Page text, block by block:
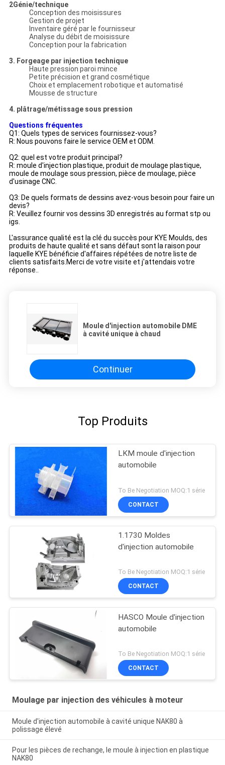
2Génie/technique
Conception des moisissures
Gestion de projet
Inventaire géré par le fournisseur
Analyse du débit de moisissure
Conception pour la fabrication
3. Forgeage par injection technique
Haute pression paroi mince
Petite précision et grand cosmétique
Choix et emplacement robotique et automatisé
Mousse de structure
4. plâtrage/métissage sous pression
Questions fréquentes
Q1: Quels types de services fournissez-vous?
R: Nous pouvons faire le service OEM et ODM.
Q2: quel est votre produit principal?
R: moule d'injection plastique, produit de moulage plastique,
moule de moulage sous pression, pièce de moulage, pièce
d'usinage CNC.
Q3: De quels formats de dessins avez-vous besoin pour faire un
devis?
R: Veuillez fournir vos dessins 3D enregistrés au format stp ou
igs.
L'assurance qualité est la clé du succès pour KYE Moulds, des
produits de haute qualité et sans défaut sont la raison pour
laquelle KYE bénéficie d'affaires répétées de notre liste de
clients satisfaits.Merci de votre visite et j'attendais votre
réponse..
Moule d'injection automobile DME
à cavité unique à chaud
Continuer
Top Produits
LKM moule d'injection
automobile
To Be Negotiation MOQ:1 série
CONTACT
1.1730 Moldes
d'injection automobile
To Be Negotiation MOQ:1 série
CONTACT
HASCO Moule d'injection
automobile
To Be Negotiation MOQ:1 série
CONTACT
Moulage par injection des véhicules à moteur
Moule d'injection automobile à cavité unique NAK80 à
polissage élevé
Pour les pièces de rechange, le moule à injection en plastique
NAK80